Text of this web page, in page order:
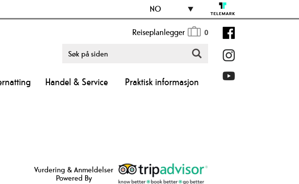
NO
Reiseplanlegger 0
Handel & Service Praktisk informasjon
Vurdering & Anmeldelser
Powered By